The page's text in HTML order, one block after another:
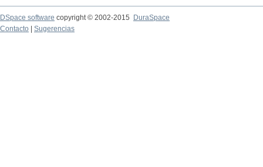
DSpace software copyright © 2002-2015
DuraSpace
Contacto
Sugerencias